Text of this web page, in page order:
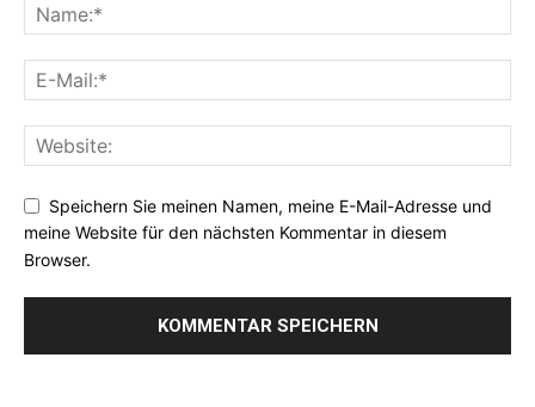
Speichern Sie meinen Namen, meine E-Mail-Adresse und
meine Website für den nächsten Kommentar in diesem
Browser.